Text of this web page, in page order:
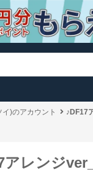
)のアカウント ♪DF17
アレンジ